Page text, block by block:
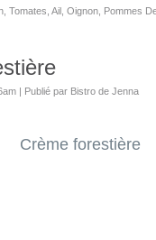
Tomates Ail Oignon Pommes
| Publié par Bistro de Jenna
Crème forestière